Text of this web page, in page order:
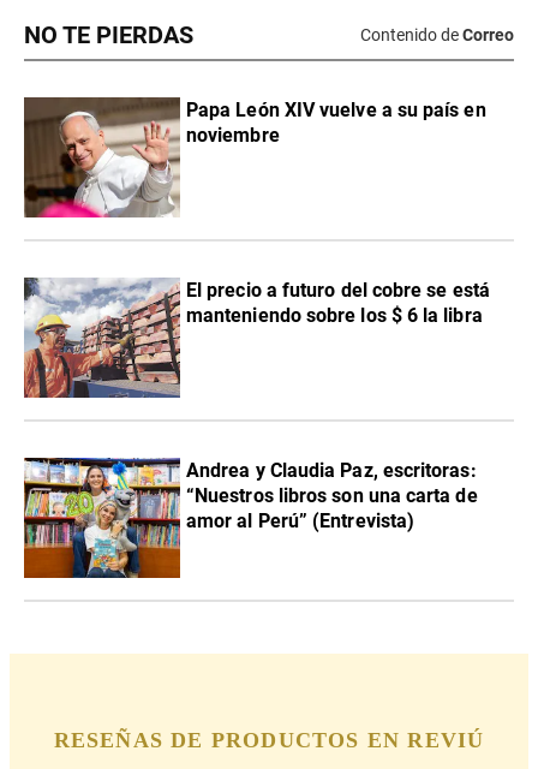
NO TE PIERDAS Contenido deCorreo
Papa León XIV vuelve a su país en
noviembre
El precio a futuro del cobre se está
manteniendo sobre los $ 6 la libra
Andrea y Claudia Paz, escritoras:
“Nuestros libros son una carta de
amor al Perú” (Entrevista)